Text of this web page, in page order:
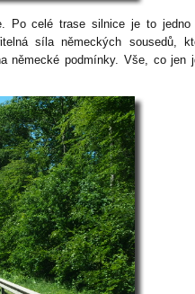
Po celé trase silnice je to jedno
síla německých sousedů,
německé podmínky. Vše, co jen